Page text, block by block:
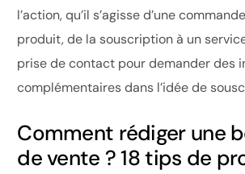
l’action, qu’il s’agisse d’une
produit, de la souscription à un
prise de contact pour demander des
complémentaires dans l’idée de
Comment rédiger une
de vente ? 18 tips de